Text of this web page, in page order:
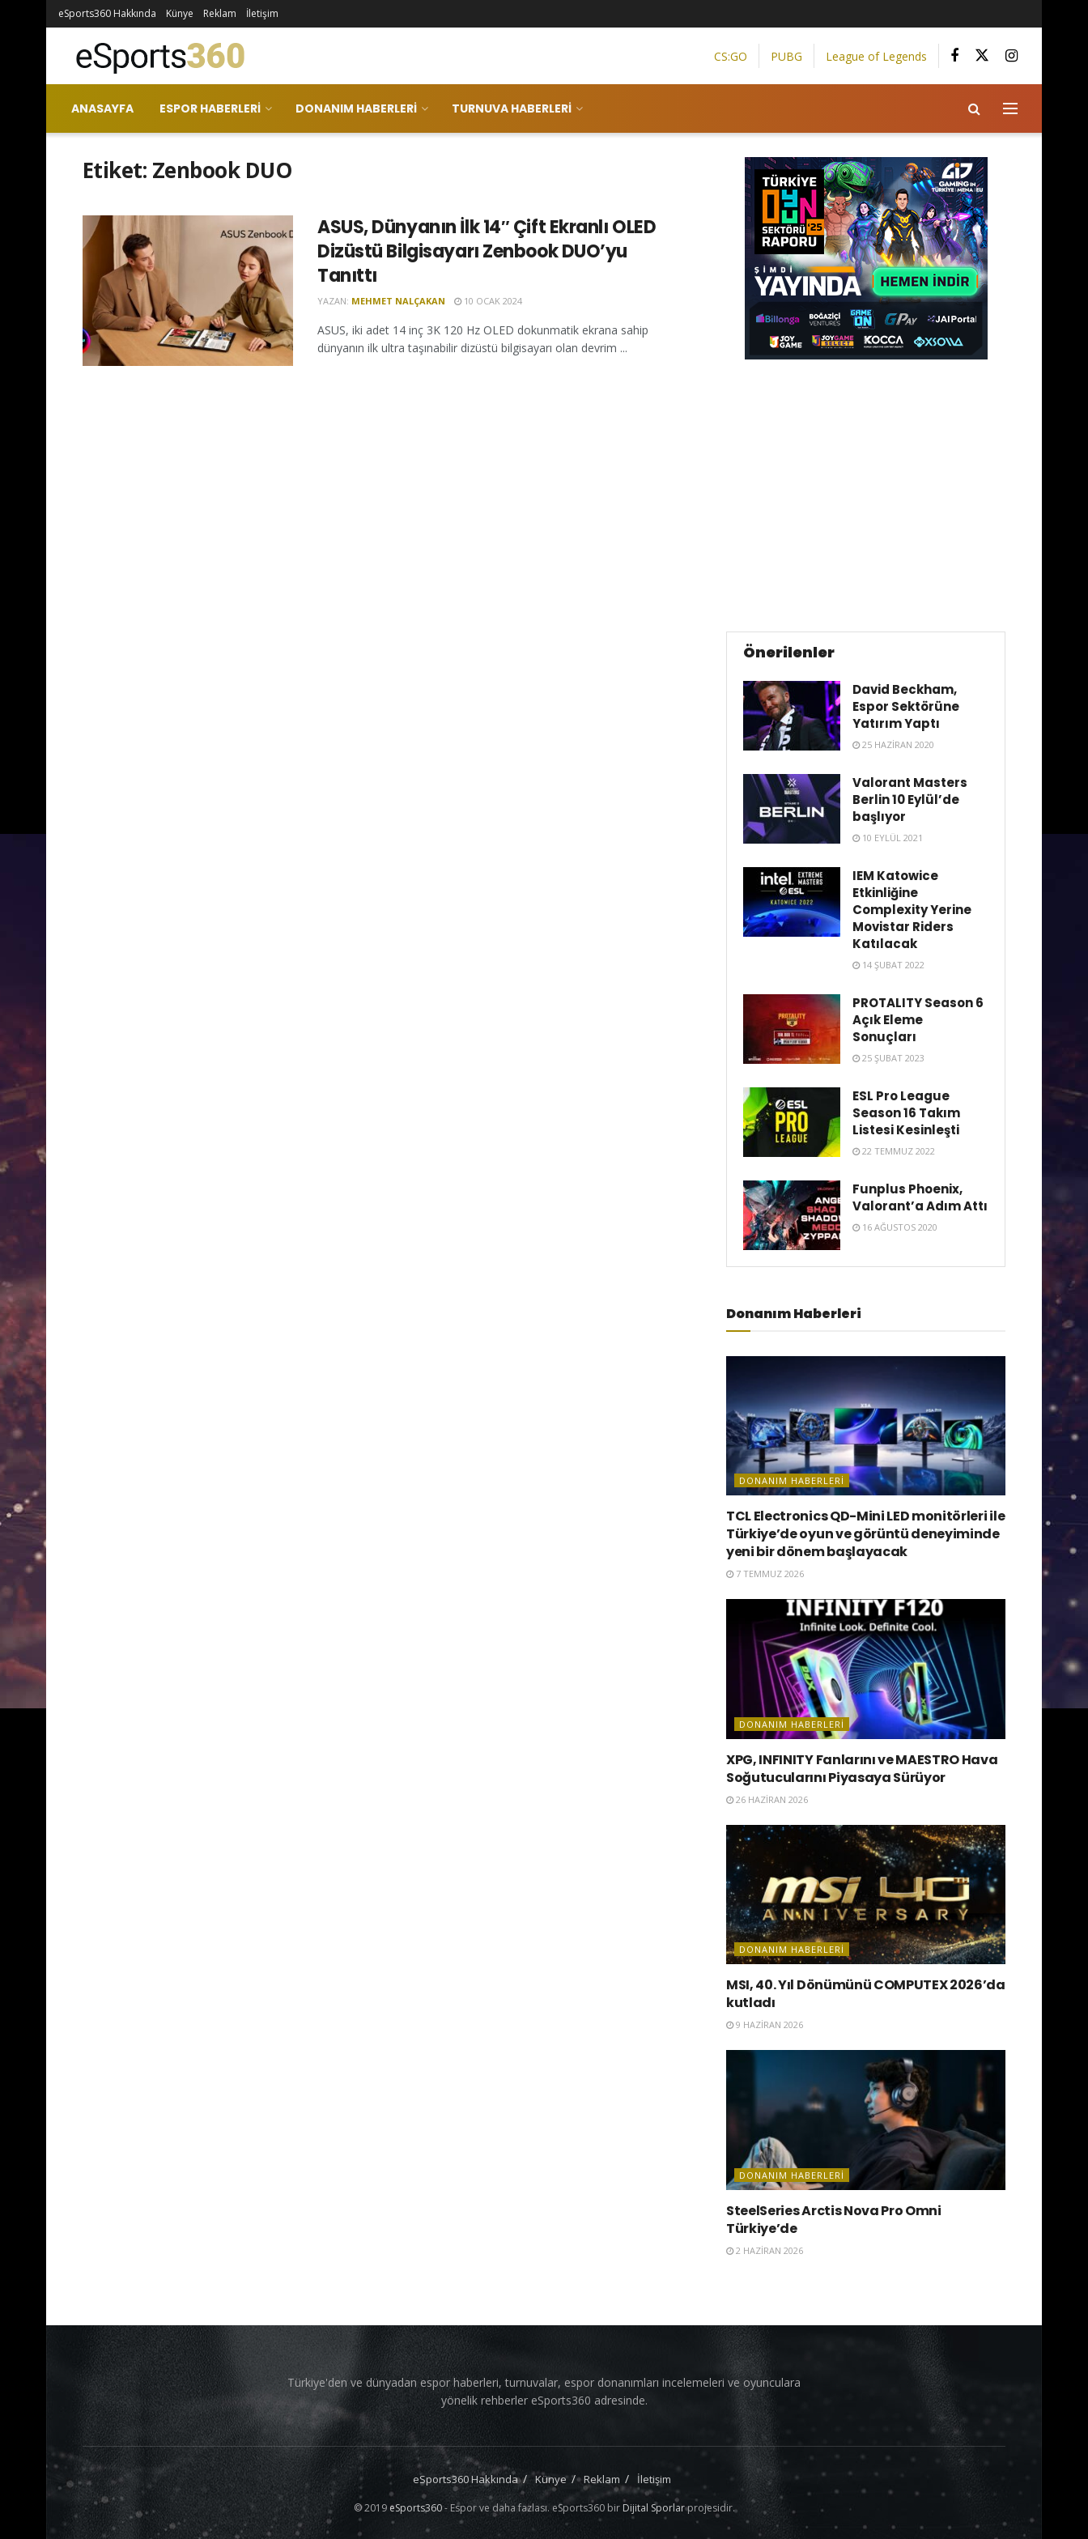
eSports360 Hakkında Künye Reklam İletişim
CS:GO PUBG League of Legends
ANASAYFA ESPOR HABERLERI DONANIM HABERLERI TURNUVA HABERLERI
Etiket: Zenbook DUO
ASUS, Dünyanın İlk 14″ Çift Ekranlı OLED
Dizüstü Bilgisayarı Zenbook DUO’yu
Tanıttı
YAZAN: MEHMET NALÇAKAN 10 OCAK 2024
ASUS, iki adet 14 inç 3K 120 Hz OLED dokunmatik ekrana sahip
dünyanın ilk ultra taşınabilir dizüstü bilgisayarı olan devrim ...
Önerilenler
David Beckham,
Espor Sektörüne
Yatırım Yaptı
25 HAZIRAN 2020
Valorant Masters
Berlin 10 Eylül’de
başlıyor
10 EYLÜL 2021
IEM Katowice
Etkinliğine
Complexity Yerine
Movistar Riders
Katılacak
14 ŞUBAT 2022
PROTALITY Season 6
Açık Eleme
Sonuçları
25 ŞUBAT 2023
ESL Pro League
Season 16 Takım
Listesi Kesinleşti
22 TEMMUZ 2022
Funplus Phoenix,
Valorant’a Adım Attı
16 AĞUSTOS 2020
Donanım Haberleri
DONANIM HABERLERI
TCL Electronics QD-Mini LED monitörleri ile
Türkiye’de oyun ve görüntü deneyiminde
yeni bir dönem başlayacak
7 TEMMUZ 2026
DONANIM HABERLERI
XPG, INFINITY Fanlarını ve MAESTRO Hava
Soğutucularını Piyasaya Sürüyor
26 HAZIRAN 2026
DONANIM HABERLERI
MSI, 40. Yıl Dönümünü COMPUTEX 2026’da
kutladı
9 HAZIRAN 2026
DONANIM HABERLERI
SteelSeries Arctis Nova Pro Omni
Türkiye’de
2 HAZIRAN 2026
Türkiye'den ve dünyadan espor haberleri, turnuvalar, espor donanımları incelemeleri ve oyunculara
yönelik rehberler eSports360 adresinde.
eSports360 Hakkında Künye Reklam İletişim
© 2019 eSports360- Espor ve daha fazlası. eSports360 bir Dijital Sporlarprojesidir.